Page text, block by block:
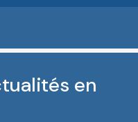
en